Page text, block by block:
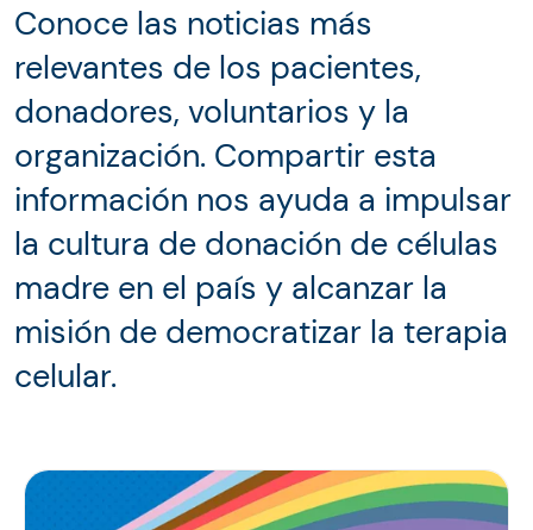
Conoce las noticias más
relevantes de los pacientes,
donadores, voluntarios y la
organización. Compartir esta
información nos ayuda a impulsar
la cultura de donación de células
madre en el país y alcanzar la
misión de democratizar la terapia
celular.